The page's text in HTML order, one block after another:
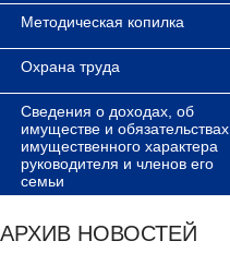
Методическая копилка
Охрана труда
Сведения о доходах, об
имуществе и обязательствах
имущественного характера
руководителя и членов его
семьи
АРХИВ НОВОСТЕЙ